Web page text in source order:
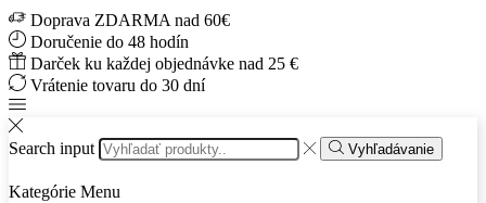
Doprava ZDARMA nad 60€
Doručenie do 48 hodín
Darček ku každej objednávke nad 25 €
Vrátenie tovaru do 30 dní
Search input Vyhľadávanie
Kategórie Menu